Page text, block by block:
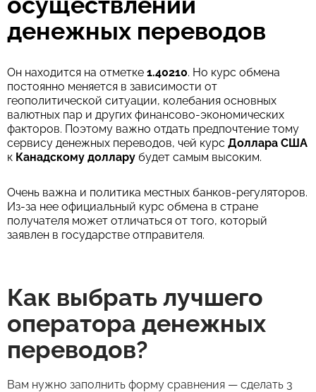
денежных переводов
Он находится на отметке 1.40210. Но курс обмена
постоянно меняется в зависимости от
геополитической ситуации, колебания основных
валютных пар и других финансово-экономических
факторов. Поэтому важно отдать предпочтение тому
сервису денежных переводов, чей курс Доллара США
к Канадскому доллару будет самым высоким.
Очень важна и политика местных банков-регуляторов.
Из-за нее официальный курс обмена в стране
получателя может отличаться от того, который
заявлен в государстве отправителя.
Как выбрать лучшего
оператора денежных
переводов?
Вам нужно заполнить форму сравнения — сделать 3